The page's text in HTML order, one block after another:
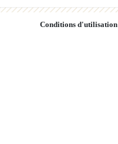
Conditions d'utilisation